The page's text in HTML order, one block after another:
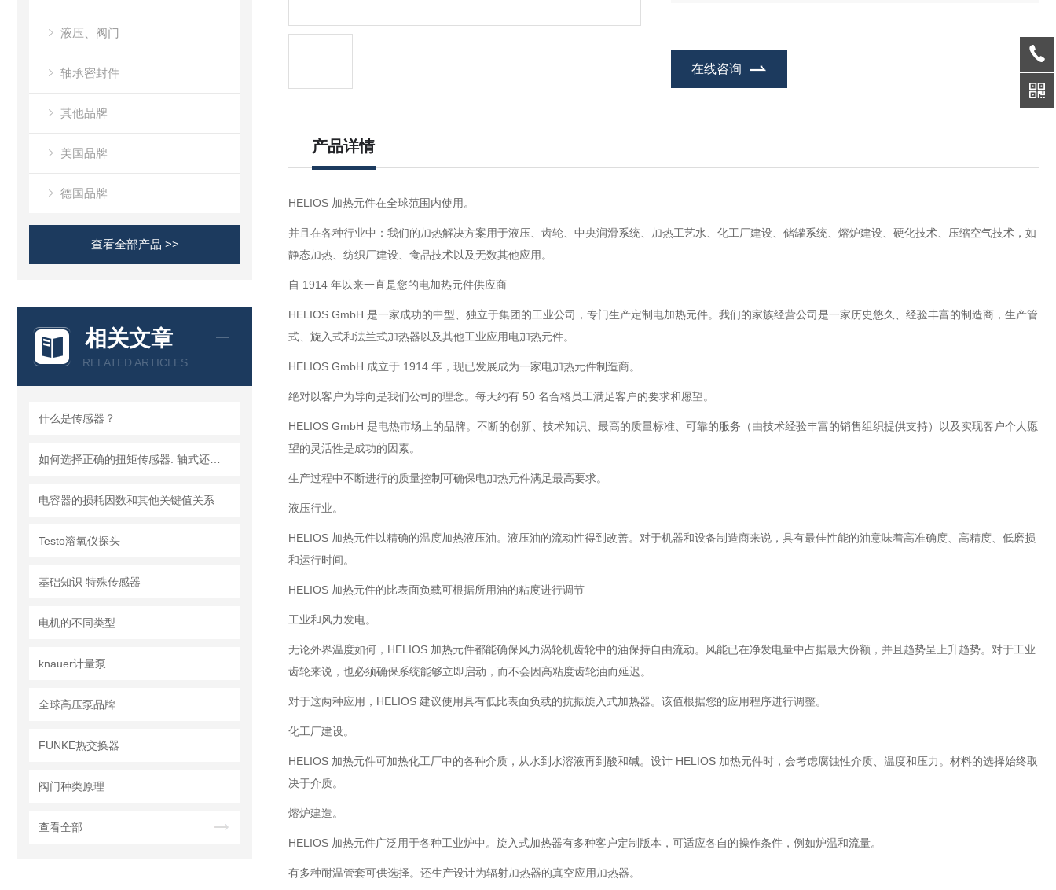
液压、阀门
轴承密封件
其他品牌
美国品牌
德国品牌
查看全部产品 >>
相关文章
RELATED ARTICLES
什么是传感器？
电容器的损耗因数和其他关键值关系
Testo溶氧仪探头
基础知识 特殊传感器
电机的不同类型
knauer计量泵
全球高压泵品牌
FUNKE热交换器
阀门种类原理
查看全部
在线咨询
产品详情
HELIOS 加热元件在全球范围内使用。
并且在各种行业中：我们的加热解决方案用于液压、齿轮、中央润滑系统、加热工艺水、化工厂建设、储罐系统、熔炉建设、硬化技术、压缩空气技术，如
静态加热、纺织厂建设、食品技术以及无数其他应用。
自 1914 年以来一直是您的电加热元件供应商
HELIOS GmbH 是一家成功的中型、独立于集团的工业公司，专门生产定制电加热元件。我们的家族经营公司是一家历史悠久、经验丰富的制造商，生产管
式、旋入式和法兰式加热器以及其他工业应用电加热元件。
HELIOS GmbH 成立于 1914 年，现已发展成为一家电加热元件制造商。
绝对以客户为导向是我们公司的理念。每天约有 50 名合格员工满足客户的要求和愿望。
HELIOS GmbH 是电热市场上的品牌。不断的创新、技术知识、最高的质量标准、可靠的服务（由技术经验丰富的销售组织提供支持）以及实现客户个人愿
望的灵活性是成功的因素。
生产过程中不断进行的质量控制可确保电加热元件满足最高要求。
液压行业。
HELIOS 加热元件以精确的温度加热液压油。液压油的流动性得到改善。对于机器和设备制造商来说，具有最佳性能的油意味着高准确度、高精度、低磨损
和运行时间。
HELIOS 加热元件的比表面负载可根据所用油的粘度进行调节
工业和风力发电。
无论外界温度如何，HELIOS 加热元件都能确保风力涡轮机齿轮中的油保持自由流动。风能已在净发电量中占据最大份额，并且趋势呈上升趋势。对于工业
齿轮来说，也必须确保系统能够立即启动，而不会因高粘度齿轮油而延迟。
对于这两种应用，HELIOS 建议使用具有低比表面负载的抗振旋入式加热器。该值根据您的应用程序进行调整。
化工厂建设。
HELIOS 加热元件可加热化工厂中的各种介质，从水到水溶液再到酸和碱。设计 HELIOS 加热元件时，会考虑腐蚀性介质、温度和压力。材料的选择始终取
决于介质。
熔炉建造。
HELIOS 加热元件广泛用于各种工业炉中。旋入式加热器有多种客户定制版本，可适应各自的操作条件，例如炉温和流量。
有多种耐温管套可供选择。还生产设计为辐射加热器的真空应用加热器。